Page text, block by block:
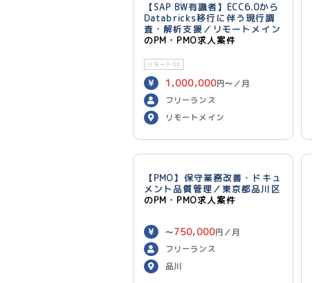
【SAP BW有識者】ECC6.0から
Databricks移行に伴う現行調
査・解析支援／リモートメイン
のPM・PMO求人案件
リモートOK
1,000,000円〜／月
フリーランス
リモートメイン
【PMO】保守業務改善・ドキュ
メント品質管理／東京都品川区
のPM・PMO求人案件
〜750,000円／月
フリーランス
品川